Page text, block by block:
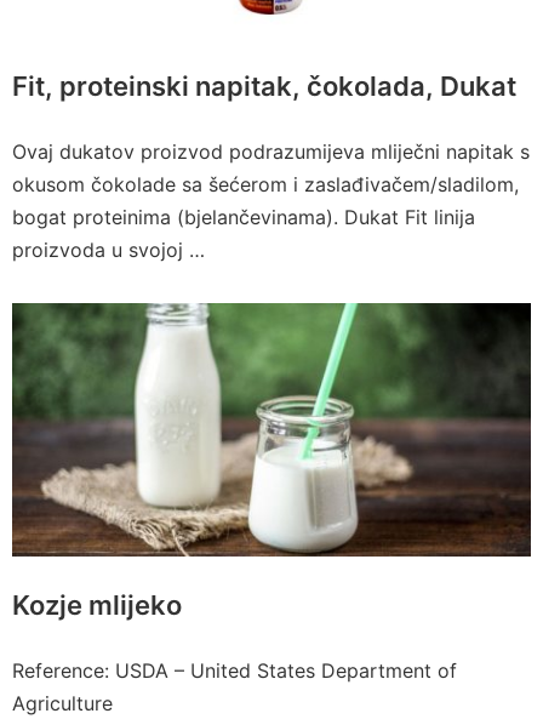
Fit, proteinski napitak, čokolada, Dukat
Ovaj dukatov proizvod podrazumijeva mliječni napitak s
okusom čokolade sa šećerom i zaslađivačem/sladilom,
bogat proteinima (bjelančevinama). Dukat Fit linija
proizvoda u svojoj …
Kozje mlijeko
Reference: USDA – United States Department of
Agriculture